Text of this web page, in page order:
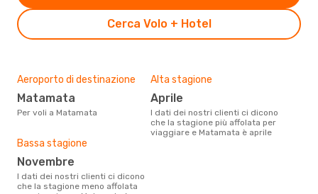
Cerca Volo + Hotel
Aeroporto di destinazione
Matamata
Per voli a Matamata
Alta stagione
aprile
I dati dei nostri clienti ci dicono
che la stagione più affolata per
viaggiare e Matamata è aprile
Bassa stagione
novembre
I dati dei nostri clienti ci dicono
che la stagione meno affolata